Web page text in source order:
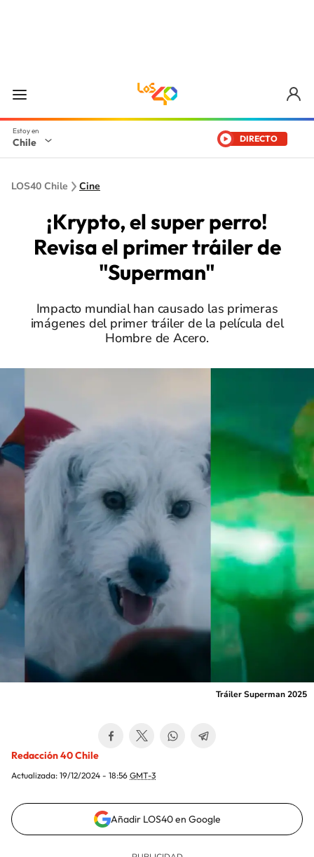
Chile DIRECTO
LOS40 Chile Cine
¡Krypto, el super perro!
Revisa el primer tráiler de
"Superman"
Impacto mundial han causado las primeras
imágenes del primer tráiler de la película del
Hombre de Acero.
Tráiler Superman 2025
Redacción 40 Chile
Actualizada: 19/12/2024 - 18:56 GMT-3
Añadir LOS40 en Google